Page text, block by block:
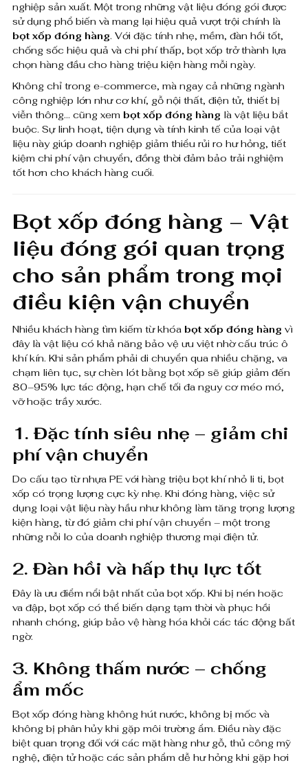
nghiệp sản xuất. Một trong những vật liệu đóng gói được
sử dụng phổ biến và mang lại hiệu quả vượt trội chính là
bọt xốp đóng hàng. Với đặc tính nhẹ, mềm, đàn hồi tốt,
chống sốc hiệu quả và chi phí thấp, bọt xốp trở thành lựa
chọn hàng đầu cho hàng triệu kiện hàng mỗi ngày.
Không chỉ trong e-commerce, mà ngay cả những ngành
công nghiệp lớn như cơ khí, gỗ nội thất, điện tử, thiết bị
viễn thông… cũng xem bọt xốp đóng hàng là vật liệu bắt
buộc. Sự linh hoạt, tiện dụng và tính kinh tế của loại vật
liệu này giúp doanh nghiệp giảm thiểu rủi ro hư hỏng, tiết
kiệm chi phí vận chuyển, đồng thời đảm bảo trải nghiệm
tốt hơn cho khách hàng cuối.
Bọt xốp đóng hàng – Vật
liệu đóng gói quan trọng
cho sản phẩm trong mọi
điều kiện vận chuyển
Nhiều khách hàng tìm kiếm từ khóa bọt xốp đóng hàng vì
đây là vật liệu có khả năng bảo vệ ưu việt nhờ cấu trúc ô
khí kín. Khi sản phẩm phải di chuyển qua nhiều chặng, va
chạm liên tục, sự chèn lót bằng bọt xốp sẽ giúp giảm đến
80–95% lực tác động, hạn chế tối đa nguy cơ méo mó,
vỡ hoặc trầy xước.
1. Đặc tính siêu nhẹ – giảm chi
phí vận chuyển
Do cấu tạo từ nhựa PE với hàng triệu bọt khí nhỏ li ti, bọt
xốp có trọng lượng cực kỳ nhẹ. Khi đóng hàng, việc sử
dụng loại vật liệu này hầu như không làm tăng trọng lượng
kiện hàng, từ đó giảm chi phí vận chuyển – một trong
những nỗi lo của doanh nghiệp thương mại điện tử.
2. Đàn hồi và hấp thụ lực tốt
Đây là ưu điểm nổi bật nhất của bọt xốp. Khi bị nén hoặc
va đập, bọt xốp có thể biến dạng tạm thời và phục hồi
nhanh chóng, giúp bảo vệ hàng hóa khỏi các tác động bất
ngờ.
3. Không thấm nước – chống
ẩm mốc
Bọt xốp đóng hàng không hút nước, không bị mốc và
không bị phân hủy khi gặp môi trường ẩm. Điều này đặc
biệt quan trọng đối với các mặt hàng như gỗ, thủ công mỹ
nghệ, điện tử hoặc các sản phẩm dễ hư hỏng khi gặp hơi